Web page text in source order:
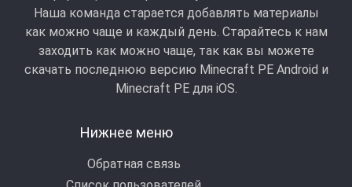
Наша команда старается добавлять материалы
как можно чаще и каждый день. Старайтесь к нам
заходить как можно чаще, так как вы можете
скачать последнюю версию Minecraft PE Android и
Minecraft РЕ для iOS.
Нижнее меню
Обратная связь